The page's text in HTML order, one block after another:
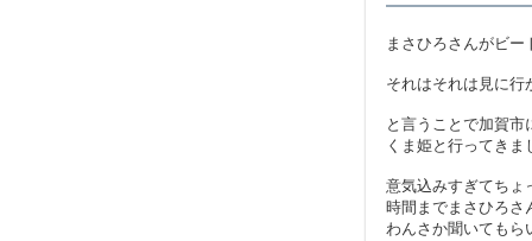
まさひろさんがビー
それはそれは見に行
と言うことで加賀
くま姫と行ってきま
意気込みすぎてちょ
時間までまさひろさ
わんさか聞いてもら